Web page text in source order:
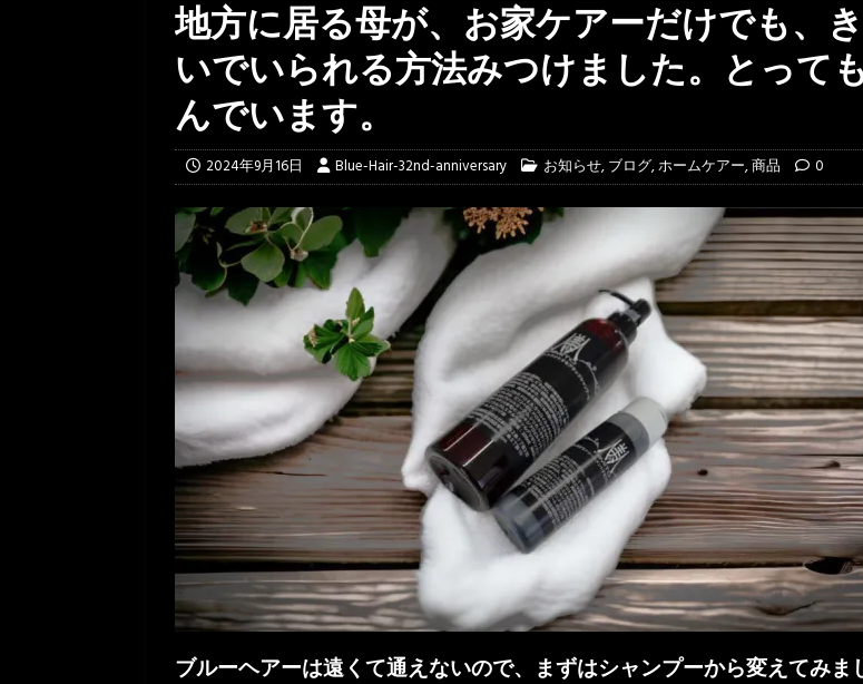
地方に居る母が、お家ケアーだけでも、
いでいられる方法みつけました。とって
んでいます。
2024年9月16日 Blue-Hair-32nd-anniversary お知らせ,ブログ,ホームケアー,商品 0
ブルーヘアーは遠くて通えないので、まずはシャンプーから変えてみま